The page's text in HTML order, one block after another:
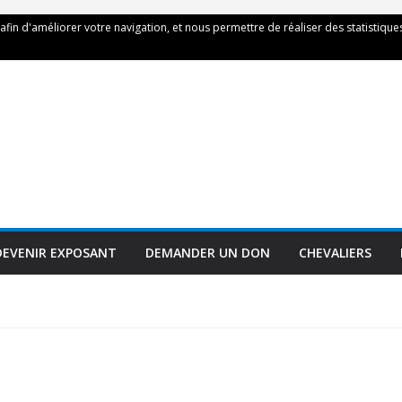
EXPOSANT DEMANDER UN DON CHEVALIERS
d'améliorer votre navigation, et nous permettre de réaliser des